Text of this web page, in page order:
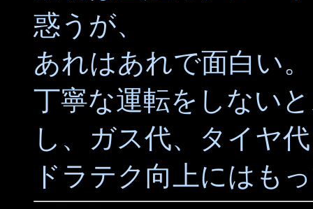
惑うが、
あれはあれで面白い。
丁寧な運転をしない
し、ガス代、タイヤ
ドラテク向上にはも